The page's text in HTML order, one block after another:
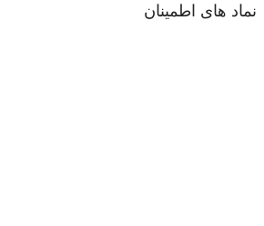
نماد های اطمینان